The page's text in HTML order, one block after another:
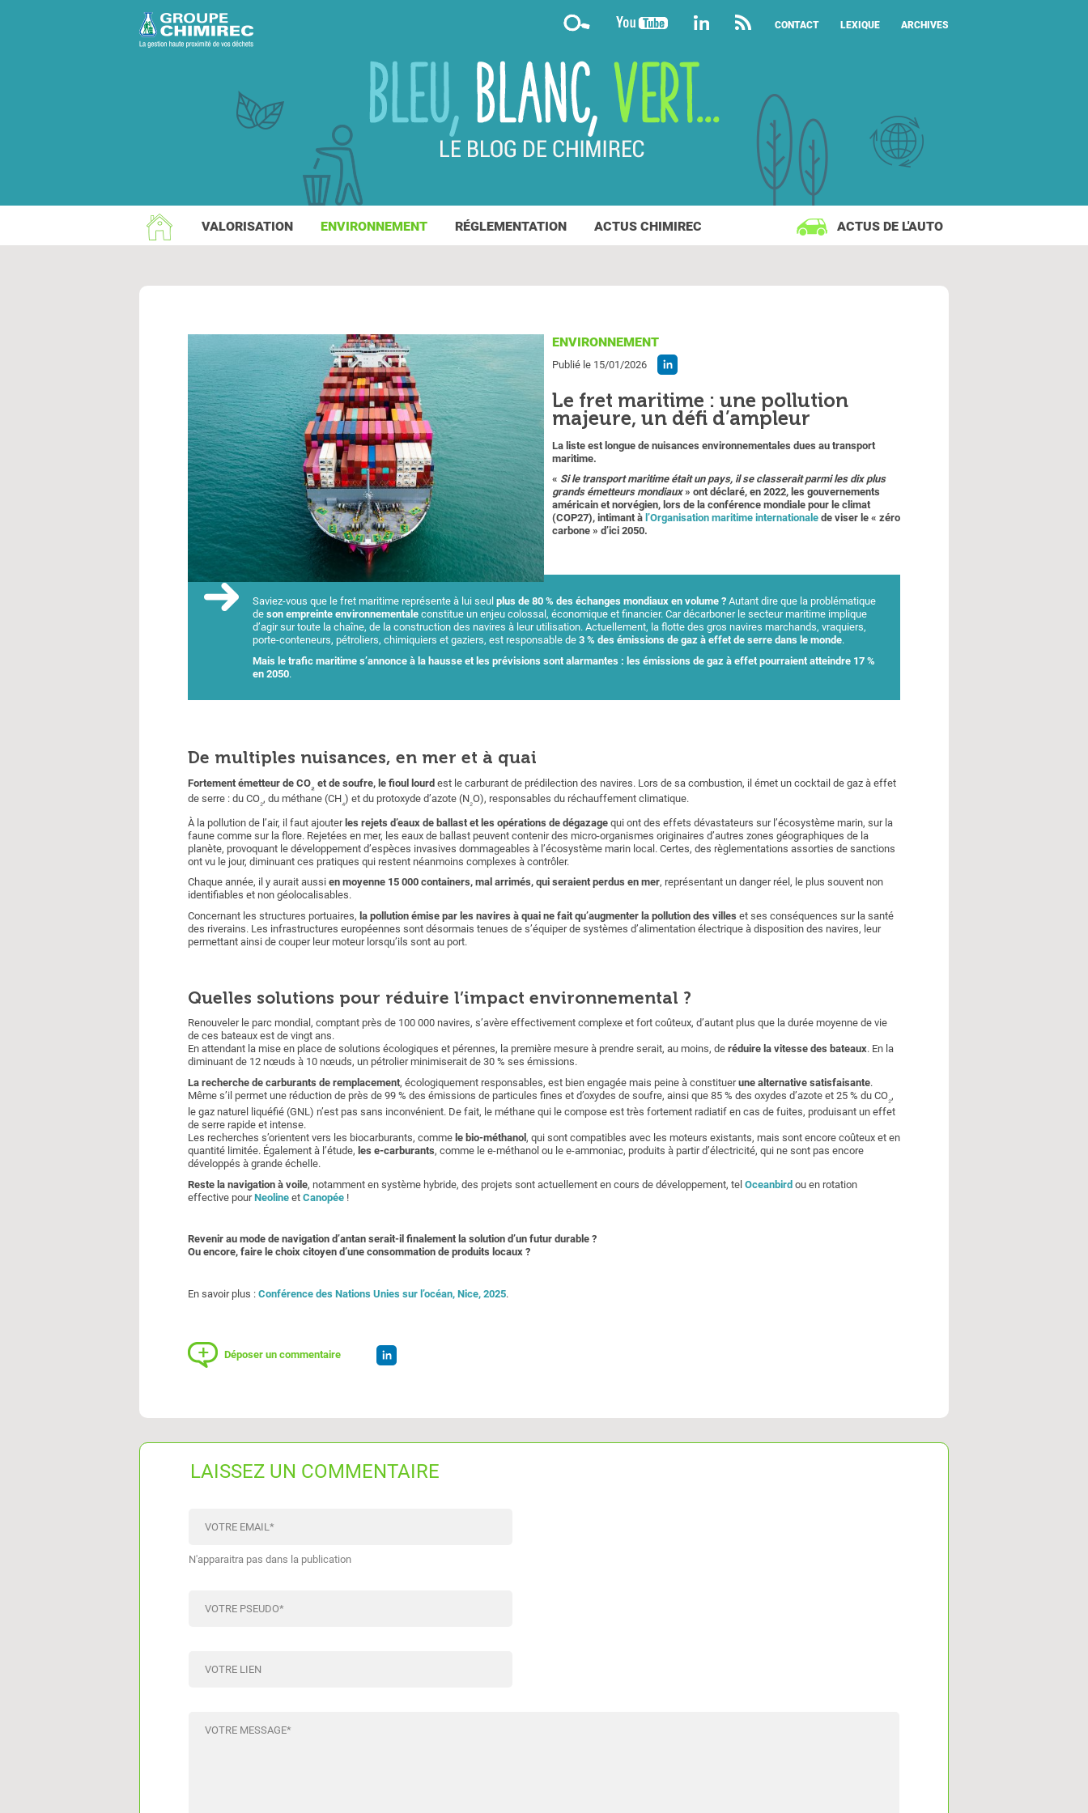
ENVIRONNEMENT
Publié le 15/01/2026
Le fret maritime : une pollution
majeure, un défi d’ampleur
La liste est longue de nuisances environnementales dues au transport
maritime.
« Si le transport maritime était un pays, il se classerait parmi les dix plus
grands émetteurs mondiaux» ont déclaré, en 2022, les gouvernements
américain et norvégien, lors de la conférence mondiale pour le climat
(COP27), intimant à l’Organisation maritime internationale de viser le « zéro
carbone » d’ici 2050.
Saviez-vous que le fret maritime représente à lui seul plus de 80 % des échanges mondiaux en volume ? Autant dire que la problématique
de son empreinte environnementale constitue un enjeu colossal, économique et financier. Car décarboner le secteur maritime implique
d’agir sur toute la chaîne, de la construction des navires à leur utilisation. Actuellement, la flotte des gros navires marchands, vraquiers,
porte-conteneurs, pétroliers, chimiquiers et gaziers, est responsable de 3 % des émissions de gaz à effet de serre dans le monde.
Mais le trafic maritime s’annonce à la hausse et les prévisions sont alarmantes : les émissions de gaz à effet pourraient atteindre 17 %
en 2050.
De multiples nuisances, en mer et à quai
Fortement émetteur de CO₂ et de soufre, le fioul lourd est le carburant de prédilection des navires. Lors de sa combustion, il émet un cocktail de gaz à effet
de serre : du CO₂, du méthane (CH₄) et du protoxyde d’azote (N₂O), responsables du réchauffement climatique.
À la pollution de l’air, il faut ajouterles rejets d’eaux de ballast et les opérations de dégazage qui ont des effets dévastateurs sur l’écosystème marin, sur la
faune comme sur la flore. Rejetées en mer, les eaux de ballast peuvent contenir des micro-organismes originaires d’autres zones géographiques de la
planète, provoquant le développement d’espèces invasives dommageables à l’écosystème marin local. Certes, des règlementations assorties de sanctions
ont vu le jour, diminuant ces pratiques qui restent néanmoins complexes à contrôler.
Chaque année, il y aurait aussi en moyenne 15 000 containers, mal arrimés, qui seraient perdus en mer, représentant un danger réel, le plus souvent non
identifiables et non géolocalisables.
Concernant les structures portuaires, la pollution émise par les navires à quai ne fait qu’augmenter la pollution des villes et ses conséquences sur la santé
des riverains. Les infrastructures européennes sont désormais tenues de s’équiper de systèmes d’alimentation électrique à disposition des navires, leur
permettant ainsi de couper leur moteur lorsqu’ils sont au port.
Quelles solutions pour réduire l’impact environnemental ?
Renouveler le parc mondial, comptant près de 100 000 navires, s’avère effectivement complexe et fort coûteux, d’autant plus que la durée moyenne de vie
de ces bateaux est de vingt ans.
En attendant la mise en place de solutions écologiques et pérennes, la première mesure à prendre serait, au moins, de réduire la vitesse des bateaux. En la
diminuant de 12 nœuds à 10 nœuds, un pétrolier minimiserait de 30 % ses émissions.
La recherche de carburants de remplacement, écologiquement responsables, est bien engagée mais peine à constituerune alternative satisfaisante.
Même s’il permet une réduction de près de 99 % des émissions de particules fines et d’oxydes de soufre, ainsi que 85 % des oxydes d’azote et 25 % du CO₂,
le gaz naturel liquéfié (GNL) n’est pas sans inconvénient. De fait, le méthane qui le compose est très fortement radiatif en cas de fuites, produisant un effet
de serre rapide et intense.
Les recherches s’orientent vers les biocarburants, comme le bio-méthanol , qui sont compatibles avec les moteurs existants, mais sont encore coûteux et en
quantité limitée. Également à l’étude, les e-carburants, comme le e-méthanol ou le e-ammoniac, produits à partir d’électricité, qui ne sont pas encore
développés à grande échelle.
Reste la navigation à voile, notamment en système hybride, des projets sont actuellement en cours de développement, tel Oceanbird ou en rotation
effective pourNeoline et Canopée !
Revenir au mode de navigation d’antan serait-il finalement la solution d’un futur durable ?
Ou encore, faire le choix citoyen d’une consommation de produits locaux ?
En savoir plus : Conférence des Nations Unies sur l’océan, Nice, 2025.
Déposer un commentaire
LAISSEZ UN COMMENTAIRE
VOTRE EMAIL*
N'apparaitra pas dans la publication
VOTRE PSEUDO*
VOTRE LIEN
VOTRE MESSAGE*
CONTACT LEXIQUE ARCHIVES
VALORISATION ENVIRONNEMENT RÉGLEMENTATION ACTUS CHIMIREC ACTUS DE L'AUTO